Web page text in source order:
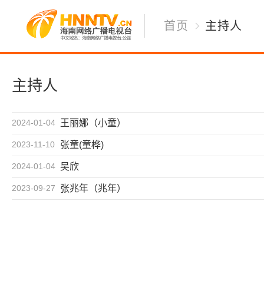
首页 主持人
主持人
2024-01-04 王丽娜（小童）
2023-11-10 张童(童桦)
2024-01-04 ​吴欣
2023-09-27 张兆年（兆年）